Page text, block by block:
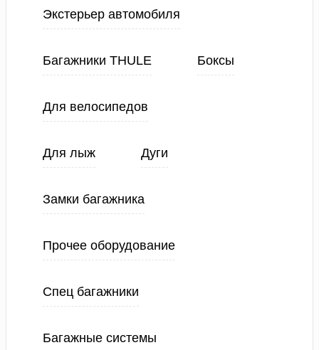
Экстерьер автомобиля
Багажники THULE Боксы
Для велосипедов
Для лыж Дуги
Замки багажника
Прочее оборудование
Спец багажники
Багажные системы